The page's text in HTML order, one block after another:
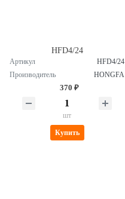
HFD4/24
Артикул
HFD4/24
Производитель
HONGFA
370 ₽
шт
Купить